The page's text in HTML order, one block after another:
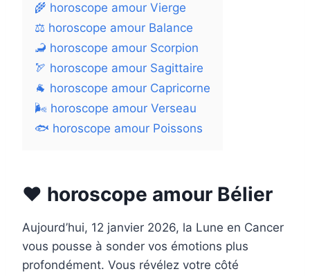
🌾 horoscope amour Vierge
⚖️ horoscope amour Balance
🦂 horoscope amour Scorpion
🏹 horoscope amour Sagittaire
🐐 horoscope amour Capricorne
🌬 horoscope amour Verseau
🐟 horoscope amour Poissons
❤️ horoscope amour Bélier
Aujourd’hui, 12 janvier 2026, la Lune en Cancer
vous pousse à sonder vos émotions plus
profondément. Vous révélez votre côté